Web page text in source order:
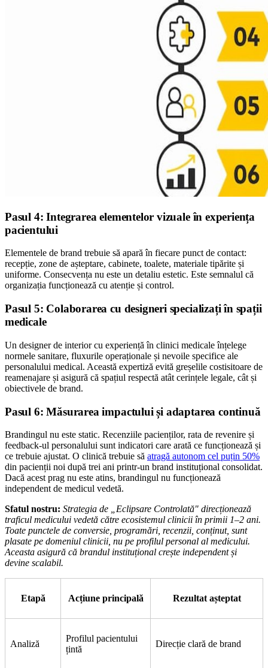
Pasul 4: Integrarea elementelor vizuale în experiența
pacientului
Elementele de brand trebuie să apară în fiecare punct de contact:
recepție, zone de așteptare, cabinete, toalete, materiale tipărite și
uniforme. Consecvența nu este un detaliu estetic. Este semnalul că
organizația funcționează cu atenție și control.
Pasul 5: Colaborarea cu designeri specializați în spații
medicale
Un designer de interior cu experiență în clinici medicale înțelege
normele sanitare, fluxurile operaționale și nevoile specifice ale
personalului medical. Această expertiză evită greșelile costisitoare de
reamenajare și asigură că spațiul respectă atât cerințele legale, cât și
obiectivele de brand.
Pasul 6: Măsurarea impactului și adaptarea continuă
Brandingul nu este static. Recenziile pacienților, rata de revenire și
feedback-ul personalului sunt indicatori care arată ce funcționează și
ce trebuie ajustat. O clinică trebuie să atragă autonom cel puțin 50%
din pacienții noi după trei ani printr-un brand instituțional consolidat.
Dacă acest prag nu este atins, brandingul nu funcționează
independent de medicul vedetă.
Sfatul nostru: Strategia de „Eclipsare Controlată" direcționează
traficul medicului vedetă către ecosistemul clinicii în primii 1–2 ani.
Toate punctele de conversie, programări, recenzii, conținut, sunt
plasate pe domeniul clinicii, nu pe profilul personal al medicului.
Aceasta asigură că brandul instituțional crește independent și
devine scalabil.
Etapă Acțiune principală Rezultat așteptat
Analiză
Profilul pacientului
țintă
Direcție clară de brand